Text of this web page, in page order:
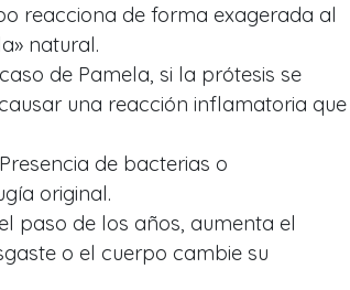
reacciona de forma exagerada al
natural.
de Pamela, si la prótesis se
una reacción inflamatoria que
Presencia de bacterias o
original.
paso de los años, aumenta el
o el cuerpo cambie su